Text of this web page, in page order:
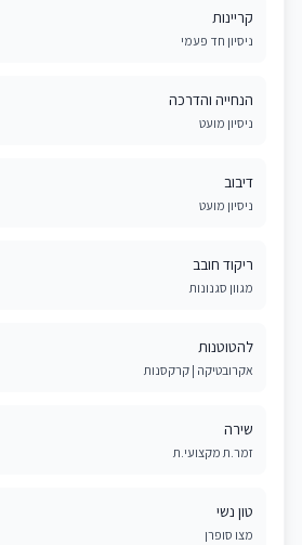
קריינות
ניסיון חד פעמי
הנחייה והדרכה
ניסיון מועט
דיבוב
ניסיון מועט
ריקוד חובב
מגוון סגנונות
להטוטנות
אקרובטיקה | קרקסנות
שירה
זמר.ת מקצועי.ת
טון נשי
מצו סופרן